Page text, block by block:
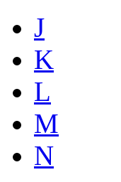
J
K
L
M
N